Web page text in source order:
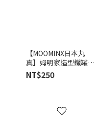
【MOOMINX日本丸
真】姆明家造型鐵罐｜
三種款式
NT$250